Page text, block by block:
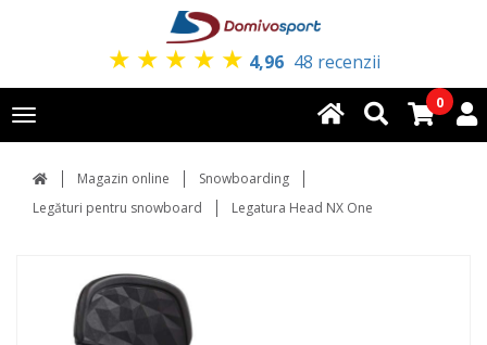
★ ★ ★ ★ ★ 4,96 48 recenzii
Toggle
navigation
0
Magazin online
Snowboarding
Legături pentru snowboard
Legatura Head NX One